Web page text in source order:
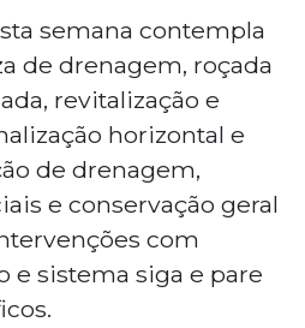
de manutenção nas
267, MS-338, MS-395
Grosso do Sul, antes
Trabalhador. Os
de drenagem,
e reparos
já pavimentou
retirou 21 mil quilos de
rodovias. Motoristas
sinalização temporária
nos trechos em
semana contempla
de drenagem, roçada
revitalização e
horizontal e
de drenagem,
e conservação geral
com
e sistema siga e pare